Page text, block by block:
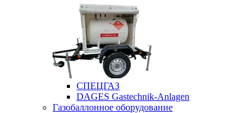
СПЕЦГАЗ
DAGES Gastechnik-Anlagen
Газобаллонное оборудование